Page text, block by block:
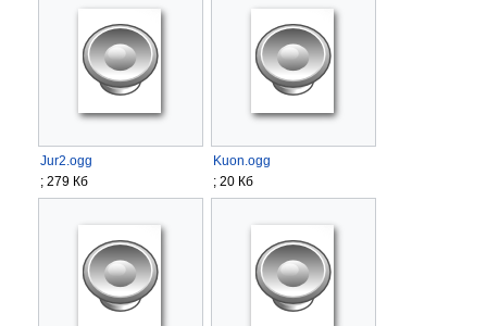
Jur2.ogg
; 279 Кб
Kuon.ogg
; 20 Кб